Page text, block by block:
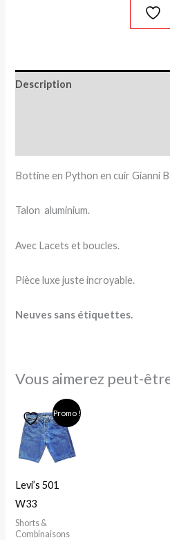
Description
Bottine en Python en cuir Gianni
Talon aluminium.
Avec Lacets et boucles.
Pièce luxe juste incroyable.
Neuves sans étiquettes.
Vous aimerez peut-
Promo !
Levi’s 501
W33
Shorts &
Combinaisons
Le
prix
initial
était :
49,00 €.
Le
prix
actuel
est :
25,00 €.